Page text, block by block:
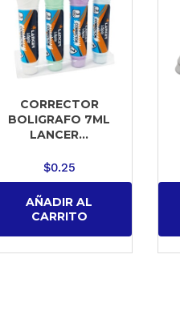
CORRECTOR
BOLIGRAFO 7ML
LANCER...
$0.25
AÑADIR AL
CARRITO